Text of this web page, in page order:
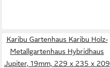
Karibu Gartenhaus Karibu Holz-
Metallgartenhaus Hybridhaus
Jupiter, 19mm, 229 x 235 x 209